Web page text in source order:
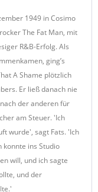
1949 in Cosimo
The Fat Man, mit
R&B-Erfolg. Als
ging’s
A Shame plötzlich
Er ließ danach nie
der anderen für
am Steuer. 'Ich
wurde', sagt Fats. 'Ich
konnte ins Studio
will, und ich sagte
und der